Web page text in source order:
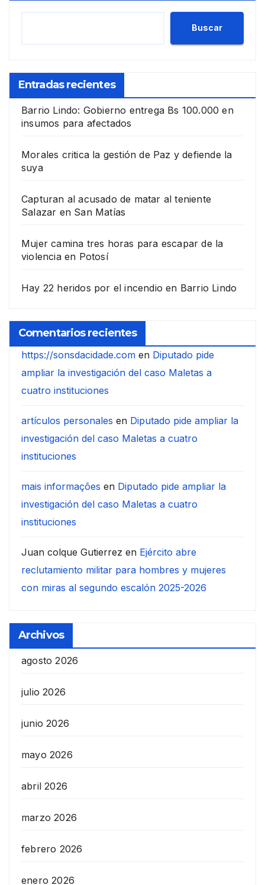
Buscar
Entradas recientes
Barrio Lindo: Gobierno entrega Bs 100.000 en
insumos para afectados
Morales critica la gestión de Paz y defiende la
suya
Capturan al acusado de matar al teniente
Salazar en San Matías
Mujer camina tres horas para escapar de la
violencia en Potosí
Hay 22 heridos por el incendio en Barrio Lindo
Comentarios recientes
https://sonsdacidade.com en Diputado pide
ampliar la investigación del caso Maletas a
cuatro instituciones
artículos personales en Diputado pide ampliar la
investigación del caso Maletas a cuatro
instituciones
mais informações en Diputado pide ampliar la
investigación del caso Maletas a cuatro
instituciones
Juan colque Gutierrez en Ejército abre
reclutamiento militar para hombres y mujeres
con miras al segundo escalón 2025-2026
Archivos
agosto 2026
julio 2026
junio 2026
mayo 2026
abril 2026
marzo 2026
febrero 2026
enero 2026